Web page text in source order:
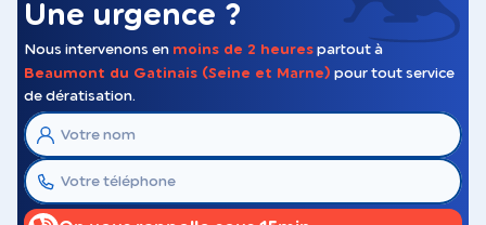
Une urgence ?
Nous intervenons en moins de 2 heures partout à
Beaumont du Gatinais (Seine et Marne) pour tout service
de dératisation.